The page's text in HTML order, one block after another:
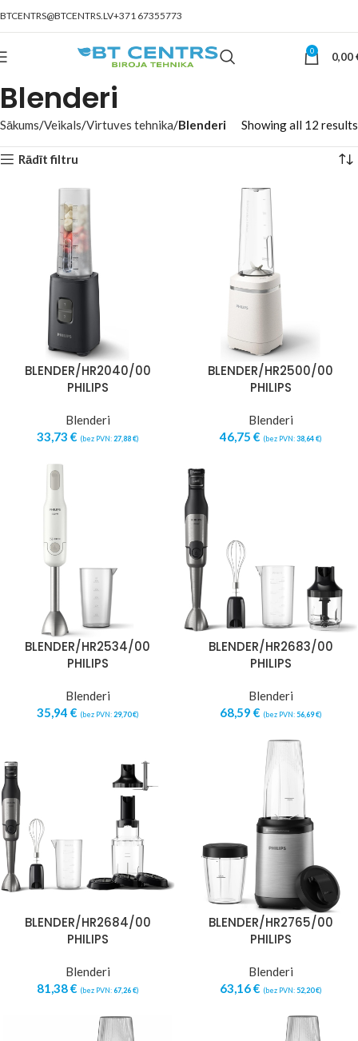
BTCENTRS@BTCENTRS.LV+371 67355773
0 0,00
Blenderi
Sākums Veikals Virtuves tehnika Blenderi Showing all 12 results
Rādīt filtru
BLENDER/HR2040/00
PHILIPS
Blenderi
33,73 € (bez PVN:27,88€)
BLENDER/HR2500/00
PHILIPS
Blenderi
46,75 € (bez PVN:38,64€)
BLENDER/HR2534/00
PHILIPS
Blenderi
35,94 € (bez PVN:29,70€)
BLENDER/HR2683/00
PHILIPS
Blenderi
68,59 € (bez PVN: 56,69€)
BLENDER/HR2684/00
PHILIPS
Blenderi
81,38€ (bez PVN:67,26€)
BLENDER/HR2765/00
PHILIPS
Blenderi
63,16€ (bez PVN: 52,20€)